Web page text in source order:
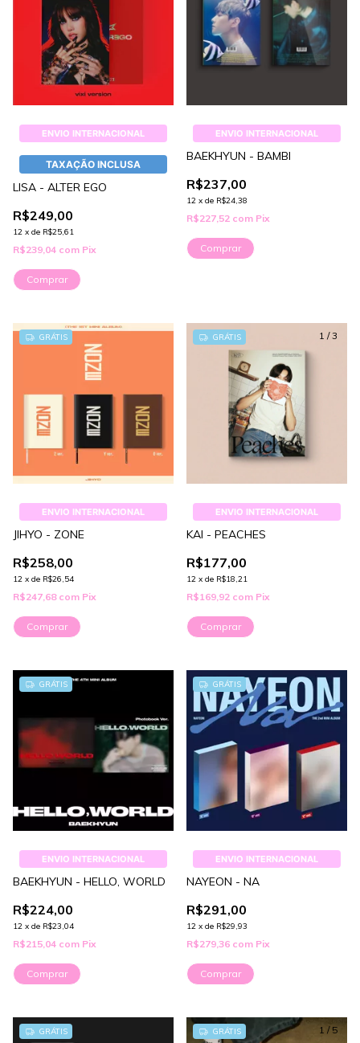
ENVIO INTERNACIONAL
TAXAÇÃO INCLUSA
LISA - ALTER EGO
R$249,00
12 x de R$25,61
R$239,04 com Pix
Comprar
ENVIO INTERNACIONAL
BAEKHYUN - BAMBI
R$237,00
12 x de R$24,38
R$227,52 com Pix
Comprar
GRÁTIS
ENVIO INTERNACIONAL
JIHYO - ZONE
R$258,00
12 x de R$26,54
R$247,68 com Pix
Comprar
1 /3
GRÁTIS
ENVIO INTERNACIONAL
KAI - PEACHES
R$177,00
12 x de R$18,21
R$169,92 com Pix
Comprar
GRÁTIS
ENVIO INTERNACIONAL
BAEKHYUN - HELLO, WORLD
R$224,00
12 x de R$23,04
R$215,04 com Pix
Comprar
GRÁTIS
ENVIO INTERNACIONAL
NAYEON - NA
R$291,00
12 x de R$29,93
R$279,36 com Pix
Comprar
GRÁTIS 1 / 5
GRÁTIS